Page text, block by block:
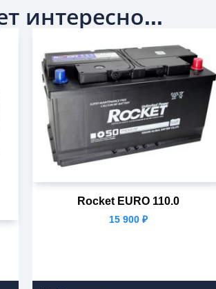
интересно...
Rocket EURO 110.0
15 900 ₽